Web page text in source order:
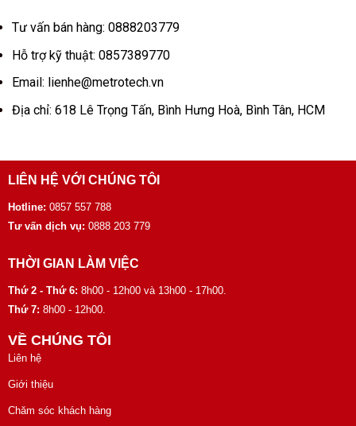
Tư vấn bán hàng: 0888203779
Hỗ trợ kỹ thuật: 0857389770
Email: lienhe@metrotech.vn
Địa chỉ: 618 Lê Trọng Tấn, Bình Hưng Hoà, Bình Tân, HCM
LIÊN HỆ VỚI CHÚNG TÔI
Hotline: 0857 557 788
Tư vấn dịch vụ: 0888 203 779
THỜI GIAN LÀM VIỆC
Thứ 2 - Thứ 6: 8h00 - 12h00 và 13h00 - 17h00.
Thứ 7: 8h00 - 12h00.
VỀ CHÚNG TÔI
Liên hệ
Giới thiệu
Chăm sóc khách hàng